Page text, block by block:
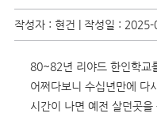
작성자 : 현건 | 작성일 :
80~82년 리야드 한인학교
어쩌다보니 수십년만에 다
시간이 나면 예전 살던곳을